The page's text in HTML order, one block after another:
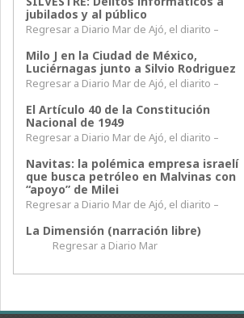
jubilados y al público
Regresar a Diario Mar de Ajó, el diarito –
Milo J en la Ciudad de México,
Luciérnagas junto a Silvio Rodriguez
Regresar a Diario Mar de Ajó, el diarito –
El Artículo 40 de la Constitución
Nacional de 1949
Regresar a Diario Mar de Ajó, el diarito –
Navitas: la polémica empresa israelí
que busca petróleo en Malvinas con
“apoyo” de Milei
Regresar a Diario Mar de Ajó, el diarito –
La Dimensión (narración libre)
Regresar a Diario Mar